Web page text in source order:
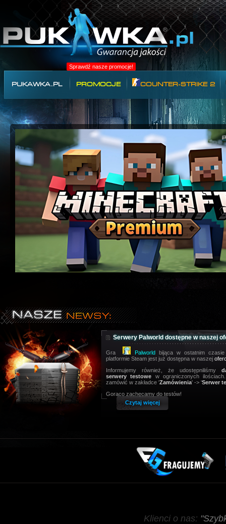
Sprawdź nasze promocje!
PUKAWKA.PL PROMOCJE COUNTER-STRIKE 2
Serwery Palworld dostępne w naszej
Gra Palworldbijąca w ostatnim
platformie Steam jest już dostępna w naszej
Informujemy również, że udostępniliśmy
serwery testowe w ograniczonych
zamówić w zakładce 'Zamówienia' -> 'Serwer
Gorąco zachęcamy do testów!
Czytaj więcej
Klienci o nas: